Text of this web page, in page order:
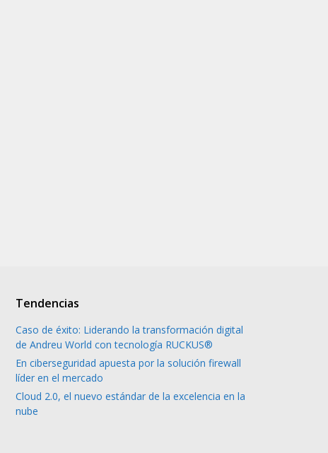
Tendencias
Caso de éxito: Liderando la transformación digital
de Andreu World con tecnología RUCKUS®
En ciberseguridad apuesta por la solución firewall
líder en el mercado
Cloud 2.0, el nuevo estándar de la excelencia en la
nube